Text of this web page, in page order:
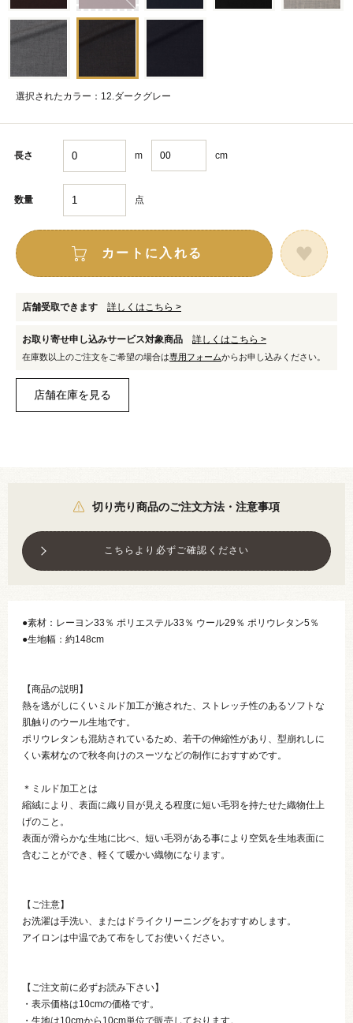
選択されたカラー：12.ダークグレー
長さ m cm
数量 点
カートに入れる
店舗受取できます 詳しくはこちら >
お取り寄せ申し込みサービス対象商品 詳しくはこちら >
在庫数以上のご注文をご希望の場合は専用フォームからお申し込みください。
切り売り商品のご注文方法・注意事項
こちらより必ずご確認ください
●素材：レーヨン33％ ポリエステル33％ ウール29％ ポリウレタン5％
●生地幅：約148cm
【商品の説明】
熱を逃がしにくいミルド加工が施された、ストレッチ性のあるソフトな
肌触りのウール生地です。
ポリウレタンも混紡されているため、若干の伸縮性があり、型崩れしに
くい素材なので秋冬向けのスーツなどの制作におすすめです。
＊ミルド加工とは
縮絨により、表面に織り目が見える程度に短い毛羽を持たせた織物仕上
げのこと。
表面が滑らかな生地に比べ、短い毛羽がある事により空気を生地表面に
含むことができ、軽くて暖かい織物になります。
【ご注意】
お洗濯は手洗い、またはドライクリーニングをおすすめします。
アイロンは中温であて布をしてお使いください。
【ご注文前に必ずお読み下さい】
・表示価格は10cmの価格です。
・生地は10cmから10cm単位で販売しております。